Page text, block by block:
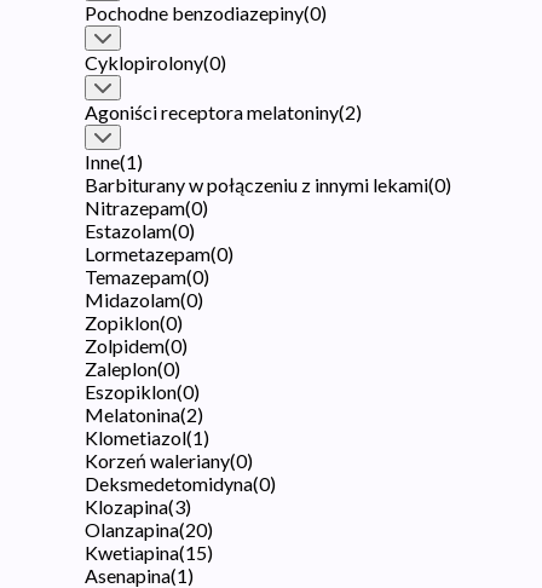
Pochodne benzodiazepiny(0)
Cyklopirolony(0)
Agoniści receptora melatoniny(2)
Inne(1)
Barbiturany w połączeniu z innymi lekami(0)
Nitrazepam(0)
Estazolam(0)
Lormetazepam(0)
Temazepam(0)
Midazolam(0)
Zopiklon(0)
Zolpidem(0)
Zaleplon(0)
Eszopiklon(0)
Melatonina(2)
Klometiazol(1)
Korzeń waleriany(0)
Deksmedetomidyna(0)
Klozapina(3)
Olanzapina(20)
Kwetiapina(15)
Asenapina(1)